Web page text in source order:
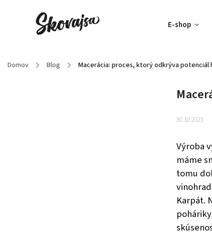
E-shop
Domov / Blog / Macerácia: proces, ktorý odkrýva potenciál
30.10.2023
Výroba
máme
tomu
Karpát.